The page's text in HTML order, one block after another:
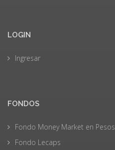
LOGIN
Ingresar
FONDOS
Fondo Money Market en Pesos
Fondo Lecaps